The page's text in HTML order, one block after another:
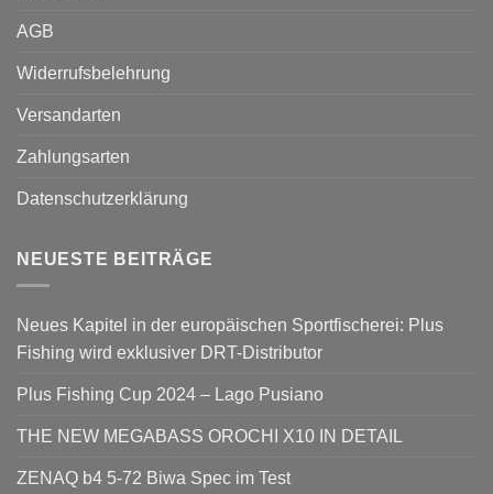
AGB
Widerrufsbelehrung
Versandarten
Zahlungsarten
Datenschutzerklärung
NEUESTE BEITRÄGE
Neues Kapitel in der europäischen Sportfischerei: Plus
Fishing wird exklusiver DRT-Distributor
Plus Fishing Cup 2024 – Lago Pusiano
THE NEW MEGABASS OROCHI X10 IN DETAIL
ZENAQ b4 5-72 Biwa Spec im Test